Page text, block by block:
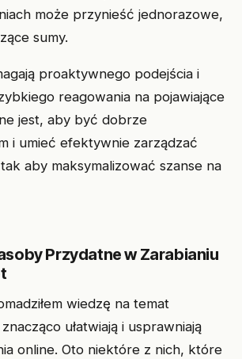
może przynieść jednorazowe,
sumy.
proaktywnego podejścia i
reagowania na pojawiające
jest, aby być dobrze
i umieć efektywnie zarządzać
aby maksymalizować szanse na
Przydatne w Zarabianiu
wiedzę na temat
ułatwiają i usprawniają
online. Oto niektóre z nich, które